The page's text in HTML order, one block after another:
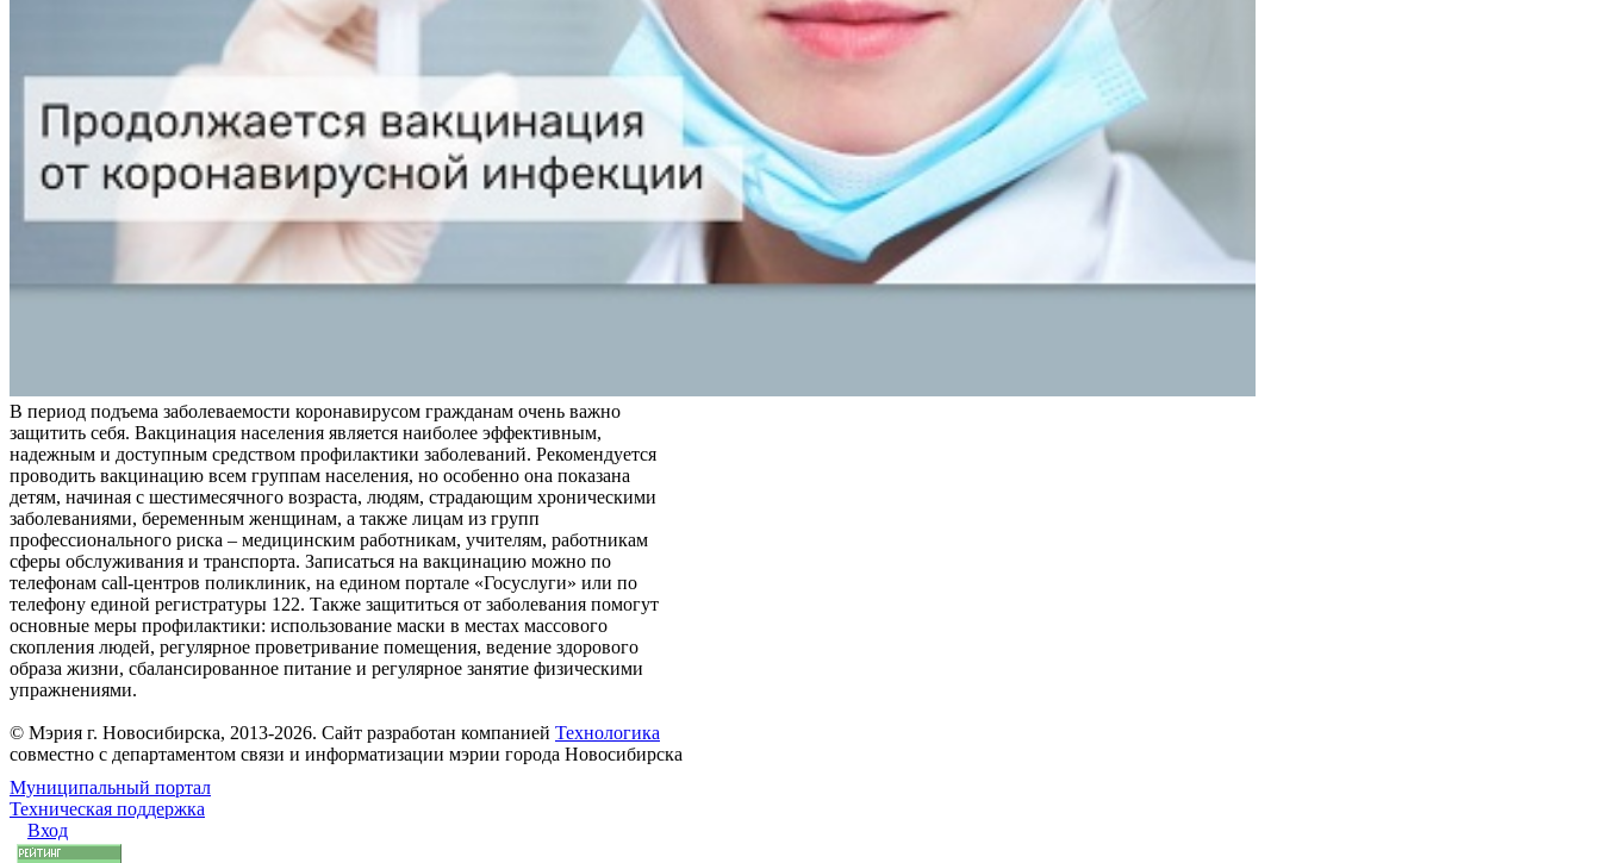
В период подъема заболеваемости коронавирусом гражданам очень важно
защитить себя. Вакцинация населения является наиболее эффективным,
надежным и доступным средством профилактики заболеваний. Рекомендуется
проводить вакцинацию всем группам населения, но особенно она показана
детям, начиная с шестимесячного возраста, людям, страдающим хроническими
заболеваниями, беременным женщинам, а также лицам из групп
профессионального риска – медицинским работникам, учителям, работникам
сферы обслуживания и транспорта. Записаться на вакцинацию можно по
телефонам call-центров поликлиник, на едином портале «Госуслуги» или по
телефону единой регистратуры 122. Также защититься от заболевания помогут
основные меры профилактики: использование маски в местах массового
скопления людей, регулярное проветривание помещения, ведение здорового
образа жизни, сбалансированное питание и регулярное занятие физическими
упражнениями.
© Мэрия г. Новосибирска, 2013-2026. Сайт разработан компанией Технологика
совместно с департаментом связи и информатизации мэрии города Новосибирска
Муниципальный портал
Техническая поддержка
Вход